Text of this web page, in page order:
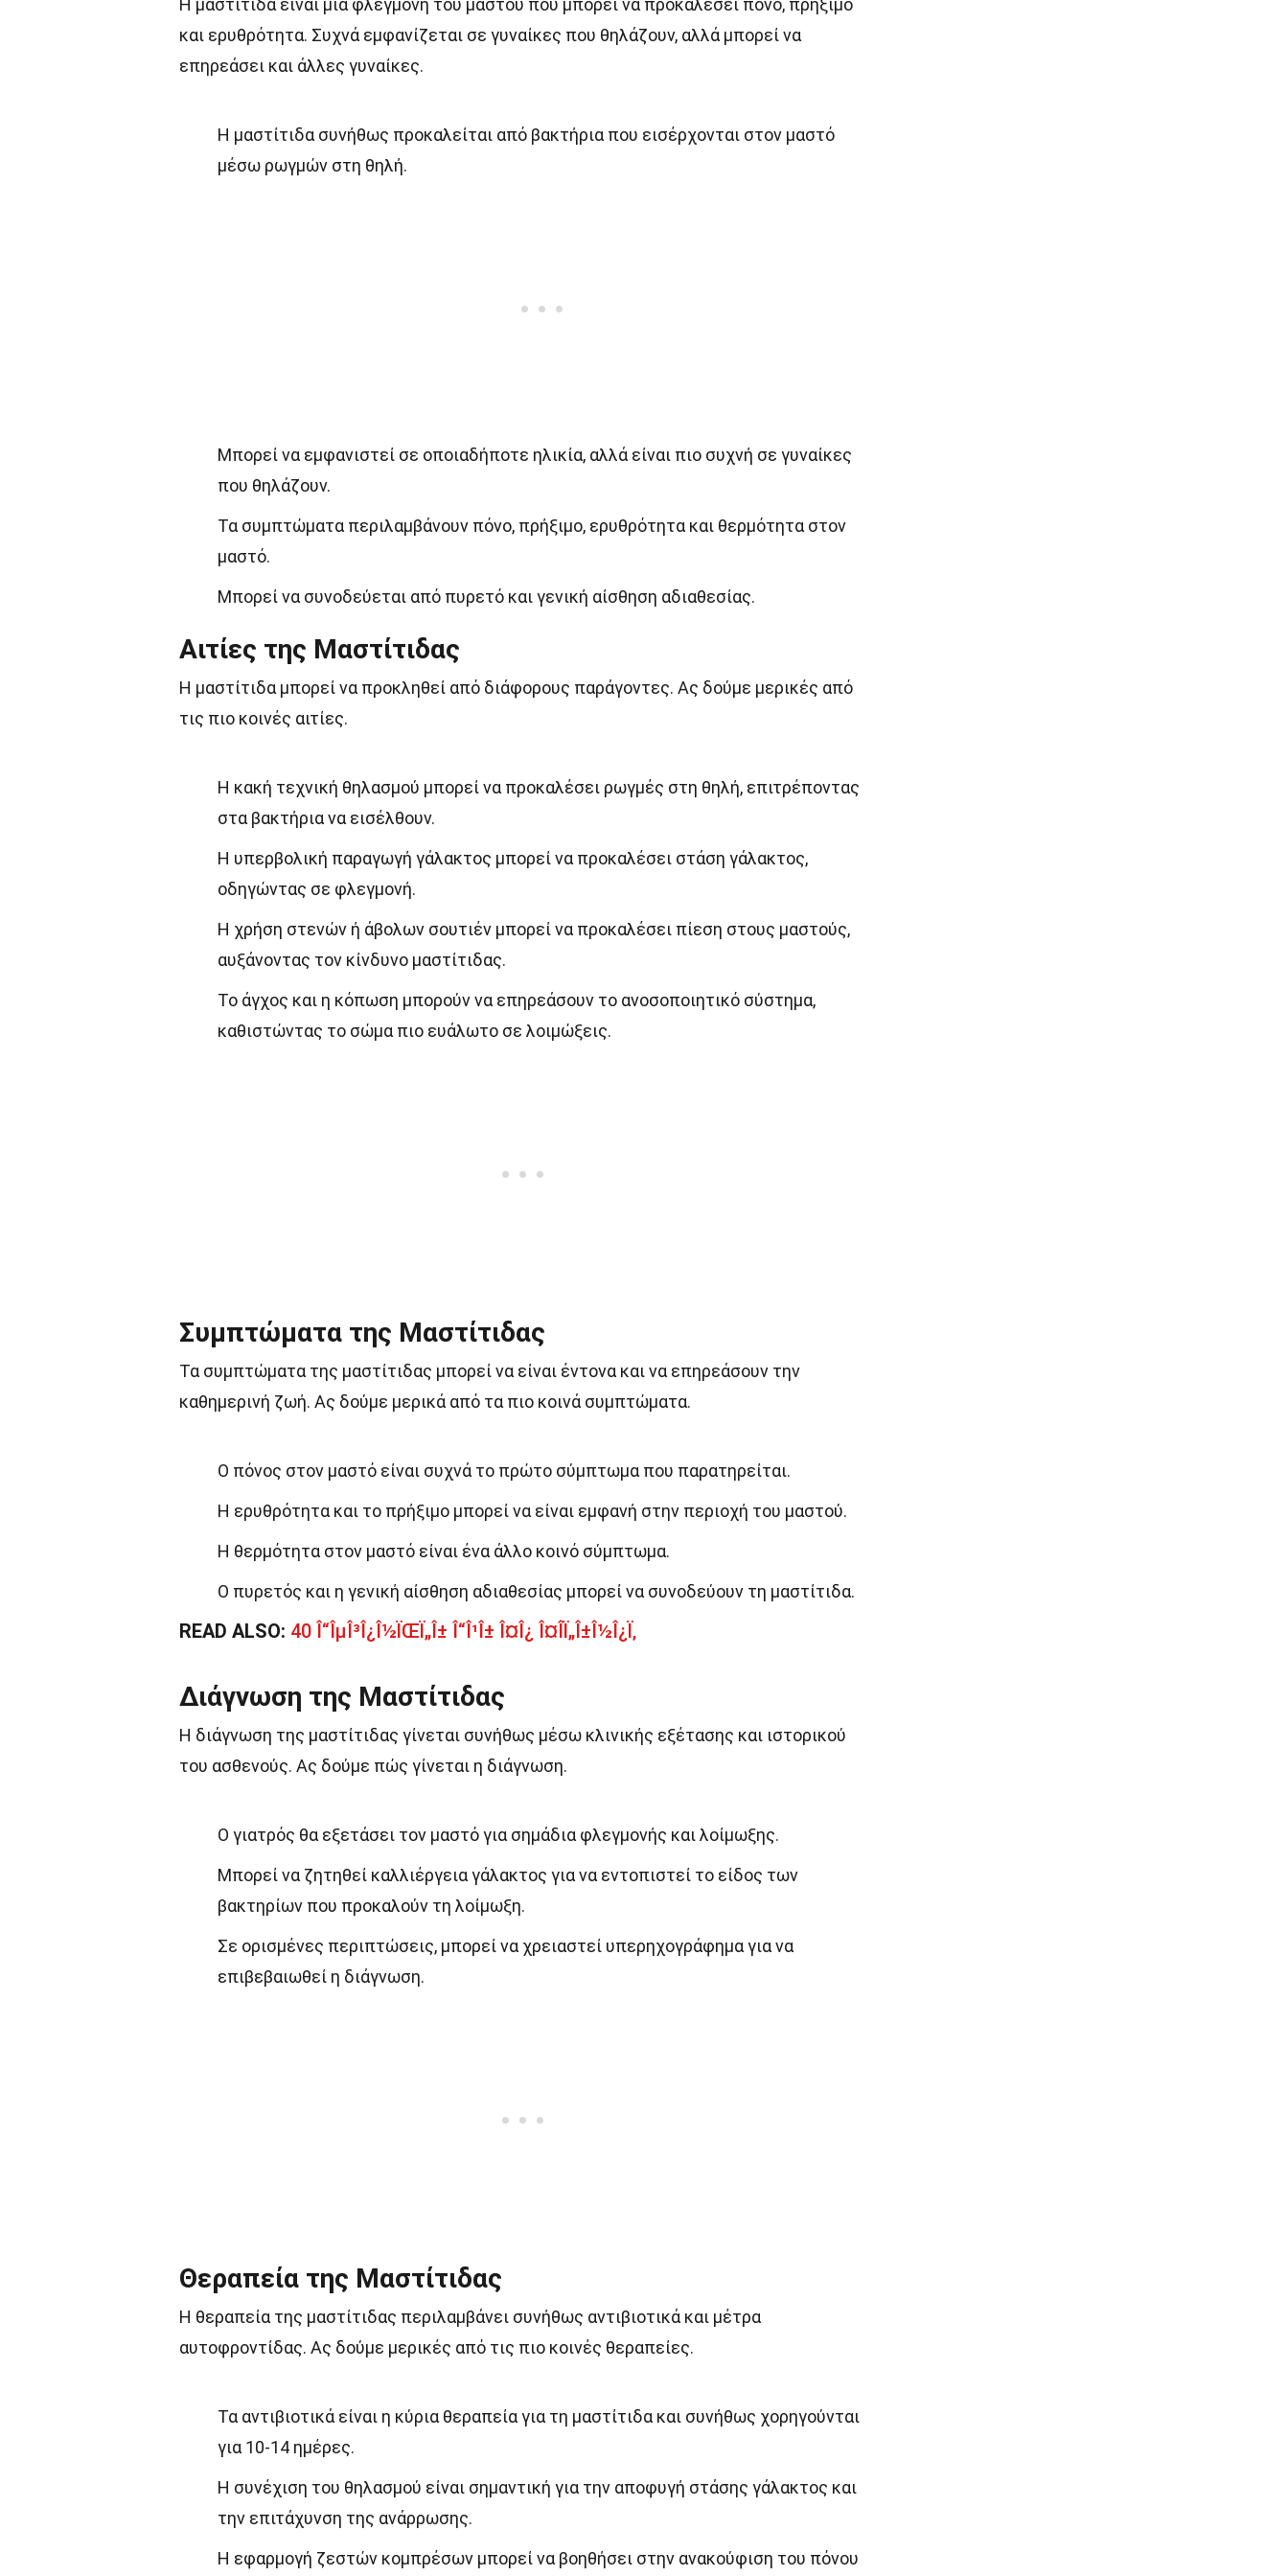
Η μαστίτιδα είναι μια φλεγμονή του μαστού που μπορεί να προκαλέσει πόνο, πρήξιμο
και ερυθρότητα. Συχνά εμφανίζεται σε γυναίκες που θηλάζουν, αλλά μπορεί να
επηρεάσει και άλλες γυναίκες.
Η μαστίτιδα συνήθως προκαλείται από βακτήρια που εισέρχονται στον μαστό
μέσω ρωγμών στη θηλή.
Μπορεί να εμφανιστεί σε οποιαδήποτε ηλικία, αλλά είναι πιο συχνή σε γυναίκες
που θηλάζουν.
Τα συμπτώματα περιλαμβάνουν πόνο, πρήξιμο, ερυθρότητα και θερμότητα στον
μαστό.
Μπορεί να συνοδεύεται από πυρετό και γενική αίσθηση αδιαθεσίας.
Αιτίες της Μαστίτιδας
Η μαστίτιδα μπορεί να προκληθεί από διάφορους παράγοντες. Ας δούμε μερικές από
τις πιο κοινές αιτίες.
Η κακή τεχνική θηλασμού μπορεί να προκαλέσει ρωγμές στη θηλή, επιτρέποντας
στα βακτήρια να εισέλθουν.
Η υπερβολική παραγωγή γάλακτος μπορεί να προκαλέσει στάση γάλακτος,
οδηγώντας σε φλεγμονή.
Η χρήση στενών ή άβολων σουτιέν μπορεί να προκαλέσει πίεση στους μαστούς,
αυξάνοντας τον κίνδυνο μαστίτιδας.
Το άγχος και η κόπωση μπορούν να επηρεάσουν το ανοσοποιητικό σύστημα,
καθιστώντας το σώμα πιο ευάλωτο σε λοιμώξεις.
Συμπτώματα της Μαστίτιδας
Τα συμπτώματα της μαστίτιδας μπορεί να είναι έντονα και να επηρεάσουν την
καθημερινή ζωή. Ας δούμε μερικά από τα πιο κοινά συμπτώματα.
Ο πόνος στον μαστό είναι συχνά το πρώτο σύμπτωμα που παρατηρείται.
Η ερυθρότητα και το πρήξιμο μπορεί να είναι εμφανή στην περιοχή του μαστού.
Η θερμότητα στον μαστό είναι ένα άλλο κοινό σύμπτωμα.
Ο πυρετός και η γενική αίσθηση αδιαθεσίας μπορεί να συνοδεύουν τη μαστίτιδα.
READ ALSO: 40 Î“ÎµÎ³Î¿Î½ÏŒÏ„Î± Î“Î¹Î± Î¤Î¿ Î¤Î­Ï„Î±Î½Î¿Ï‚
Διάγνωση της Μαστίτιδας
Η διάγνωση της μαστίτιδας γίνεται συνήθως μέσω κλινικής εξέτασης και ιστορικού
του ασθενούς. Ας δούμε πώς γίνεται η διάγνωση.
Ο γιατρός θα εξετάσει τον μαστό για σημάδια φλεγμονής και λοίμωξης.
Μπορεί να ζητηθεί καλλιέργεια γάλακτος για να εντοπιστεί το είδος των
βακτηρίων που προκαλούν τη λοίμωξη.
Σε ορισμένες περιπτώσεις, μπορεί να χρειαστεί υπερηχογράφημα για να
επιβεβαιωθεί η διάγνωση.
Θεραπεία της Μαστίτιδας
Η θεραπεία της μαστίτιδας περιλαμβάνει συνήθως αντιβιοτικά και μέτρα
αυτοφροντίδας. Ας δούμε μερικές από τις πιο κοινές θεραπείες.
Τα αντιβιοτικά είναι η κύρια θεραπεία για τη μαστίτιδα και συνήθως χορηγούνται
για 10-14 ημέρες.
Η συνέχιση του θηλασμού είναι σημαντική για την αποφυγή στάσης γάλακτος και
την επιτάχυνση της ανάρρωσης.
Η εφαρμογή ζεστών κομπρέσων μπορεί να βοηθήσει στην ανακούφιση του πόνου